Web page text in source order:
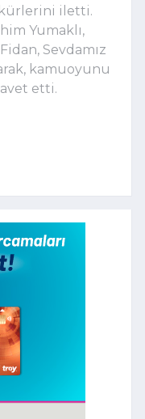
iletti.
Yumaklı,
Sevdamız
kamuoyunu
etti.